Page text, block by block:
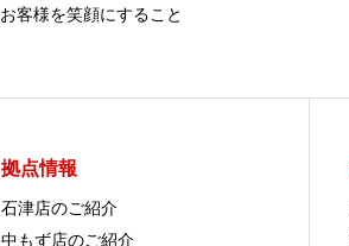
お客様を笑顔にすること
拠点情報
石津店のご紹介
中もず店のご紹介